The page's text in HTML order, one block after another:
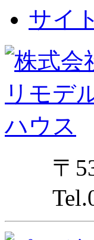
サイ
〒